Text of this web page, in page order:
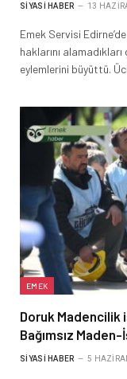
SIYASI HABER 13
Emek Servisi
haklarını
eylemlerini büyüttü.
EMEK
Doruk Madencilik
Bağımsız
SIYASI HABER 5